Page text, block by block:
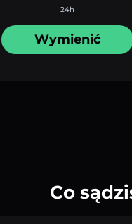
24h
Wymienić
Co